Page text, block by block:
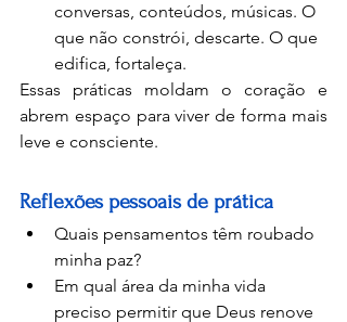
conversas, conteúdos, músicas. O
que não constrói, descarte. O que
edifica, fortaleça.
Essas práticas moldam o coração e
abrem espaço para viver de forma mais
leve e consciente.
Reflexões pessoais de prática
Quais pensamentos têm roubado
minha paz?
Em qual área da minha vida
preciso permitir que Deus renove